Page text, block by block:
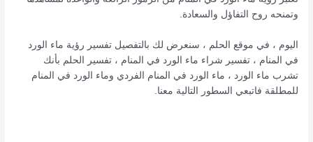
وتمنحه روح التفاؤل والسعادة.
اليوم ، في موقع الحلم ، سنعرض لك بالتفصيل تفسير رؤية ماء الورد
في المنام ، تفسير شراء ماء الورد في المنام ، تفسير الحلم بأنك
تشرب ماء الورد ، ماء الورد في المنام الفردي وماء الورد في المنام
للمطلقة فاتبعي السطور التالية معنا.